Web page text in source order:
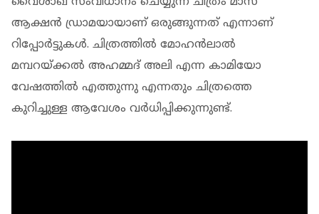
ആക്ഷൻ ഡ്രാമയായാണ് ഒരുങ്ങുന്നത് എന്നാണ്
റിപ്പോർട്ടുകൾ. ചിത്രത്തിൽ മോഹൻലാൽ
മമ്പറയ്ക്കൽ അഹമ്മദ് അലി എന്ന കാമിയോ
വേഷത്തിൽ എത്തുന്നു എന്നതും ചിത്രത്തെ
കുറിച്ചുള്ള ആവേശം വർധിപ്പിക്കുന്നുണ്ട്.